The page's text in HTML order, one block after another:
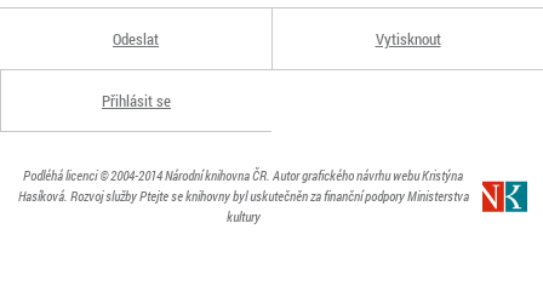
Odeslat Vytisknout
Přihlásit se
Podléhá licenci© 2004-2014Národní knihovna ČR. Autor grafického návrhu webu Kristýna
Hasíková. Rozvoj služby Ptejte se knihovny byl uskutečněn za finanční podpory Ministerstva
kultury